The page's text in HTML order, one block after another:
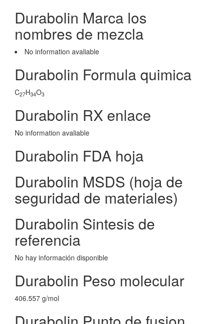
Durabolin Marca los
nombres de mezcla
No information avaliable
Durabolin Formula quimica
C27H34O3
Durabolin RX enlace
No information avaliable
Durabolin FDA hoja
Durabolin MSDS (hoja de
seguridad de materiales)
Durabolin Sintesis de
referencia
No hay información disponible
Durabolin Peso molecular
406.557 g/mol